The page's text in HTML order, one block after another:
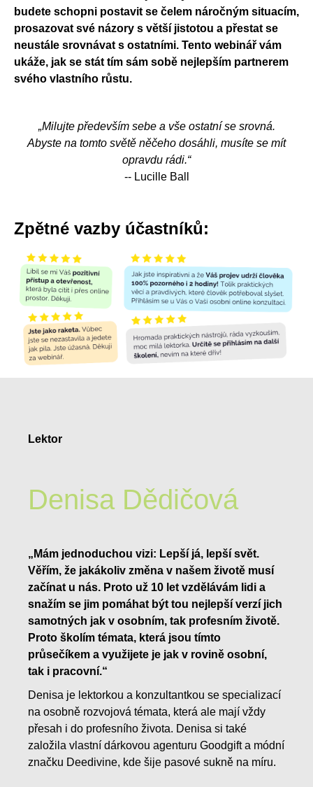
budete schopni postavit se čelem náročným situacím,
prosazovat své názory s větší jistotou a přestat se
neustále srovnávat s ostatními. Tento webinář vám
ukáže, jak se stát tím sám sobě nejlepším partnerem
svého vlastního růstu.
„Milujte především sebe a vše ostatní se srovná.
Abyste na tomto světě něčeho dosáhli, musíte se mít
opravdu rádi.“
-- Lucille Ball
Zpětné vazby účastníků:
Lektor
Denisa Dědičová
„Mám jednoduchou vizi: Lepší já, lepší svět.
Věřím, že jakákoliv změna v našem životě musí
začínat u nás. Proto už 10 let vzdělávám lidi a
snažím se jim pomáhat být tou nejlepší verzí jich
samotných jak v osobním, tak profesním životě.
Proto školím témata, která jsou tímto
průsečíkem a využijete je jak v rovině osobní,
tak i pracovní.“
Denisa je lektorkou a konzultantkou se specializací
na osobně rozvojová témata, která ale mají vždy
přesah i do profesního života. Denisa si také
založila vlastní dárkovou agenturu Goodgift a módní
značku Deedivine, kde šije pasové sukně na míru.